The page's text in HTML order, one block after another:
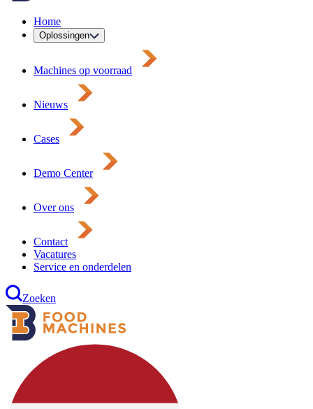
Home
Oplossingen
Machines op voorraad
Nieuws
Cases
Demo Center
Over ons
Contact
Vacatures
Service en onderdelen
Zoeken